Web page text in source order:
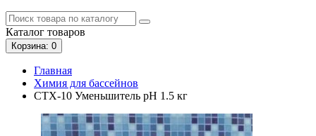
Каталог товаров
Корзина: 0
Главная
Химия для бассейнов
CTX-10 Уменьшитель рН 1.5 кг